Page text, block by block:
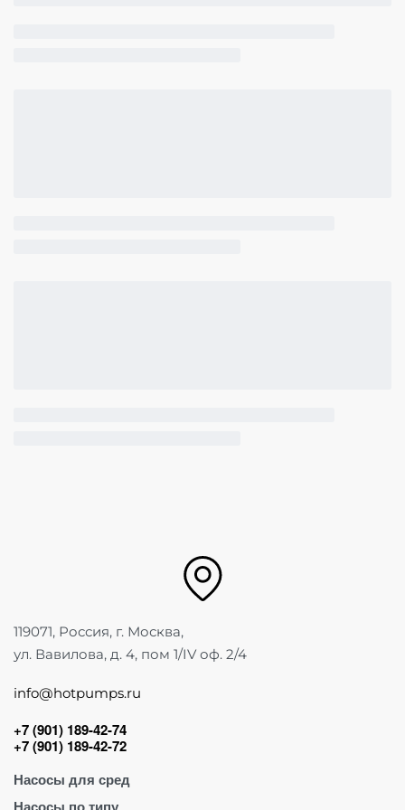
119071, Россия, г. Москва,
ул. Вавилова, д. 4, пом 1/IV оф. 2/4
info@hotpumps.ru
+7 (901) 189-42-74
+7 (901) 189-42-72
Насосы для сред